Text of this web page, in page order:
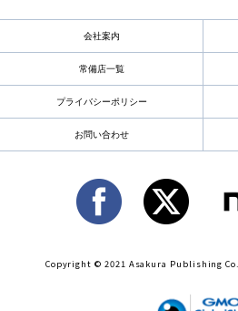
会社案内
常備店一覧
プライバシーポリシー
お問い合わせ
Copyright © 2021 Asakura Publishing